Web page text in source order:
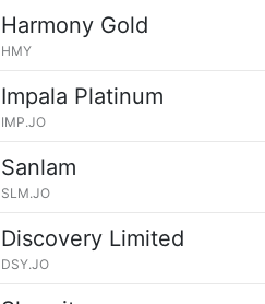
Harmony Gold
HMY
Impala Platinum
IMP.JO
Sanlam
SLM.JO
Discovery Limited
DSY.JO